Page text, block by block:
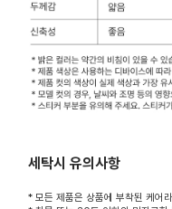
세탁시 유의사항
* 모든 제품은 상품에 부착된 케어